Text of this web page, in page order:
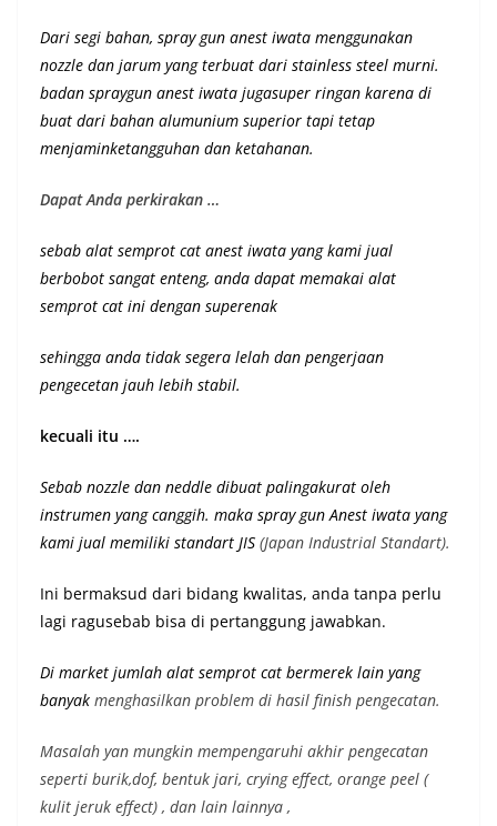
Dari segi bahan, spray gun anest iwata menggunakan
nozzle dan jarum yang terbuat dari stainless steel murni.
badan spraygun anest iwata jugasuper ringan karena di
buat dari bahan alumunium superior tapi tetap
menjaminketangguhan dan ketahanan.
Dapat Anda perkirakan …
sebab alat semprot cat anest iwata yang kami jual
berbobot sangat enteng, anda dapat memakai alat
semprot cat ini dengan superenak
sehingga anda tidak segera lelah dan pengerjaan
pengecetan jauh lebih stabil.
kecuali itu ….
Sebab nozzle dan neddle dibuat palingakurat oleh
instrumen yang canggih. maka spray gun Anest iwata yang
kami jual memiliki standart JIS (Japan Industrial Standart).
Ini bermaksud dari bidang kwalitas, anda tanpa perlu
lagi ragusebab bisa di pertanggung jawabkan.
Di market jumlah alat semprot cat bermerek lain yang
banyak menghasilkan problem di hasil finish pengecatan.
Masalah yan mungkin mempengaruhi akhir pengecatan
seperti burik,dof, bentuk jari, crying effect, orange peel (
kulit jeruk effect) , dan lain lainnya ,